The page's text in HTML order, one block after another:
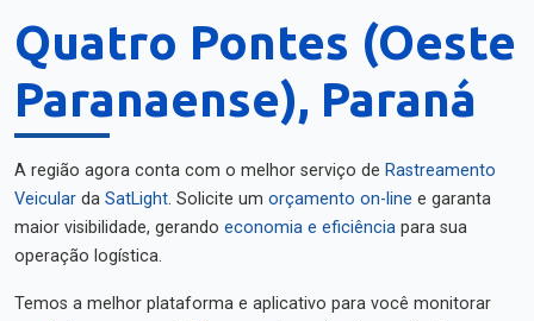
Quatro Pontes (Oeste
Paranaense), Paraná
A região agora conta com o melhor serviço de Rastreamento
Veicular da SatLight. Solicite um orçamento on-line e garanta
maior visibilidade, gerando economia e eficiência para sua
operação logística.
Temos a melhor plataforma e aplicativo para você monitorar